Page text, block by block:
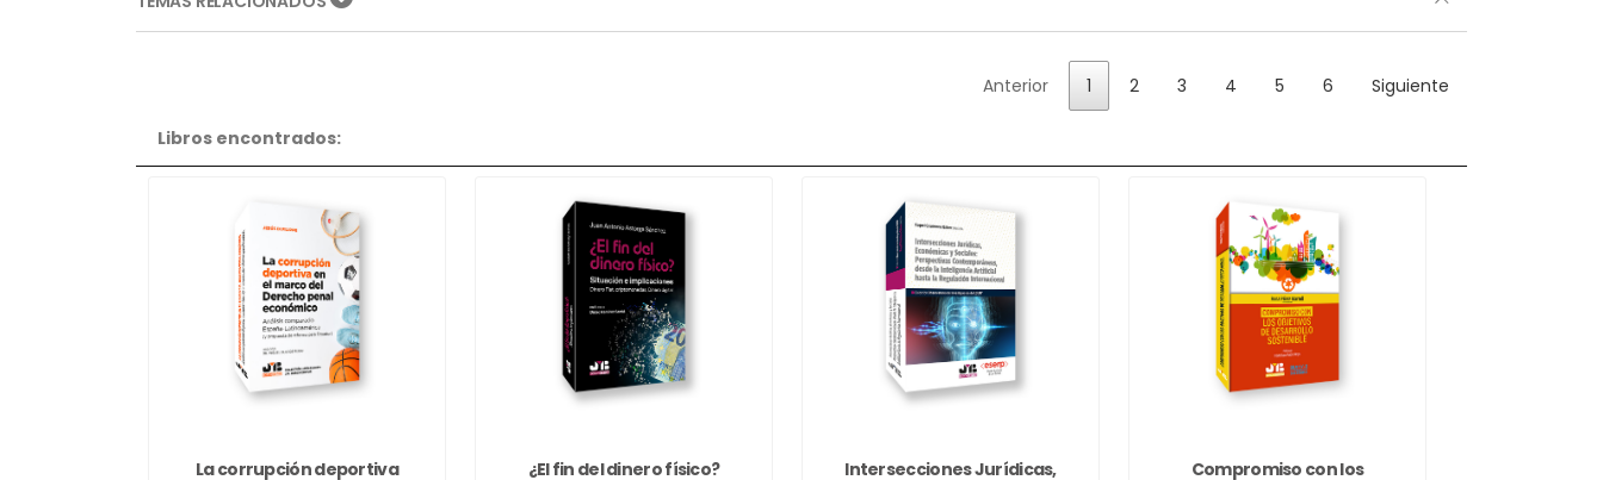
Anterior 1 2 3 4 5 6 Siguiente
Libros encontrados:
La corrupción deportiva
¿El fin del dinero físico?
Intersecciones Jurídicas,
Compromiso con los